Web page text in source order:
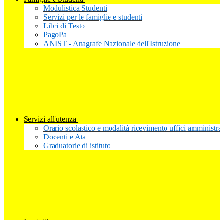
Modulistica Studenti
Servizi per le famiglie e studenti
Libri di Testo
PagoPa
ANIST - Anagrafe Nazionale dell'Istruzione
Servizi all'utenza
Orario scolastico e modalità ricevimento uffici
Docenti e Ata
Graduatorie di istituto